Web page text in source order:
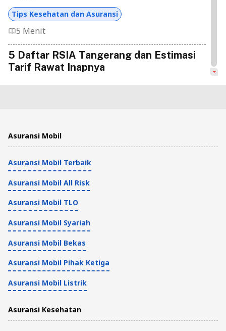
Tips Kesehatan dan Asuransi
5 Menit
5 Daftar RSIA Tangerang dan Estimasi
Tarif Rawat Inapnya
Pelayanan Medis Bagus
Tips Kesehatan dan Asuransi
6 Menit
RS PMI Bogor: Fasilitas Medis dan Biaya
5 Menit
RSIA Bina Medika: Fasilitas hingga Tarif
Kamar Inap
Tips Kesehatan dan Asuransi
Asuransi Mobil
Asuransi Mobil Terbaik
Asuransi Mobil All Risk
Asuransi Mobil TLO
Asuransi Mobil Syariah
Asuransi Mobil Bekas
Asuransi Mobil Pihak Ketiga
Asuransi Mobil Listrik
Asuransi Kesehatan